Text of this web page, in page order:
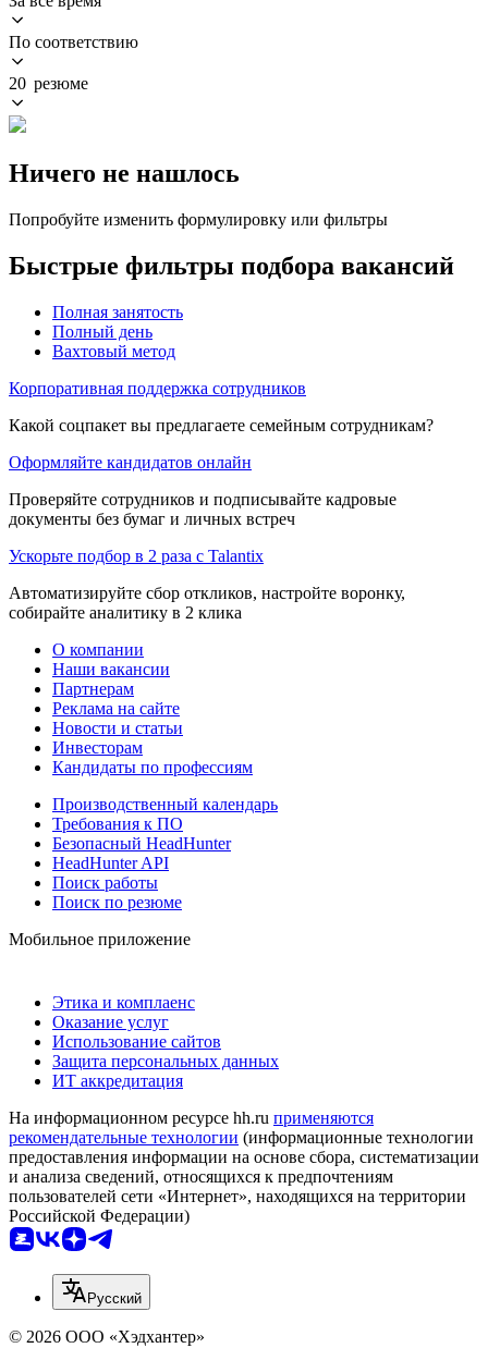
По соответствию
20 резюме
Ничего не нашлось
Попробуйте изменить формулировку или фильтры
Быстрые фильтры подбора вакансий
Полная занятость
Полный день
Вахтовый метод
Корпоративная поддержка сотрудников
Какой соцпакет вы предлагаете семейным сотрудникам?
Оформляйте кандидатов онлайн
Проверяйте сотрудников и подписывайте кадровые
документы без бумаг и личных встреч
Ускорьте подбор в 2 раза с Talantix
Автоматизируйте сбор откликов, настройте воронку,
собирайте аналитику в 2 клика
О компании
Наши вакансии
Партнерам
Реклама на сайте
Новости и статьи
Инвесторам
Кандидаты по профессиям
Производственный календарь
Требования к ПО
Безопасный HeadHunter
HeadHunter API
Поиск работы
Поиск по резюме
Мобильное приложение
Этика и комплаенс
Оказание услуг
Использование сайтов
Защита персональных данных
ИТ аккредитация
На информационном ресурсе hh.ru применяются
рекомендательные технологии (информационные технологии
предоставления информации на основе сбора, систематизации
и анализа сведений, относящихся к предпочтениям
пользователей сети «Интернет», находящихся на территории
Российской Федерации)
Русский
© 2026 ООО «Хэдхантер»